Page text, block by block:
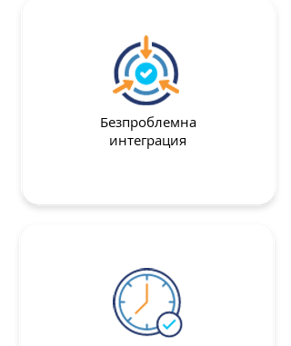
Безпроблемна
интеграция